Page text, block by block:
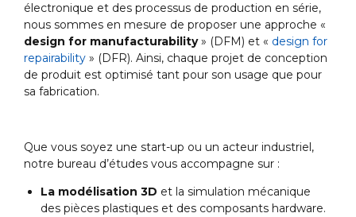
électronique et des processus de production en série,
nous sommes en mesure de proposer une approche «
design for manufacturability» (DFM) et « design for
repairability » (DFR). Ainsi, chaque projet de conception
de produit est optimisé tant pour son usage que pour
sa fabrication.
Que vous soyez une start-up ou un acteur industriel,
notre bureau d’études vous accompagne sur :
La modélisation 3D et la simulation mécanique
des pièces plastiques et des composants hardware.